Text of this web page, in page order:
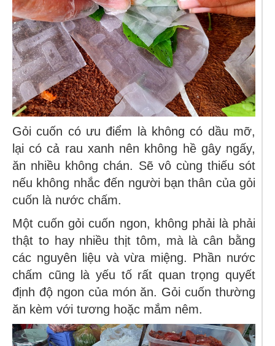
Gỏi cuốn có ưu điểm là không có dầu mỡ,
lại có cả rau xanh nên không hề gây ngấy,
ăn nhiều không chán. Sẽ vô cùng thiếu sót
nếu không nhắc đến người bạn thân của gỏi
cuốn là nước chấm.
Một cuốn gỏi cuốn ngon, không phải là phải
thật to hay nhiều thịt tôm, mà là cân bằng
các nguyên liệu và vừa miệng. Phần nước
chấm cũng là yếu tố rất quan trọng quyết
định độ ngon của món ăn. Gỏi cuốn thường
ăn kèm với tương hoặc mắm nêm.